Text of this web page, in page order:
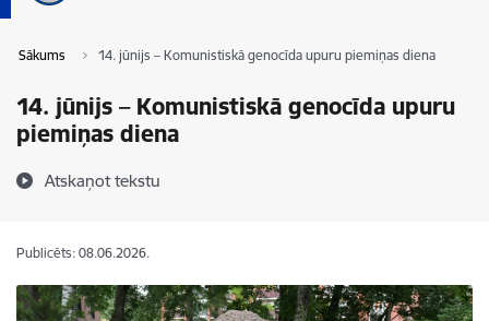
Sākums 14. jūnijs – Komunistiskā genocīda upuru piemiņas diena
14. jūnijs – Komunistiskā genocīda upuru
piemiņas diena
Atskaņot tekstu
Publicēts: 08.06.2026.